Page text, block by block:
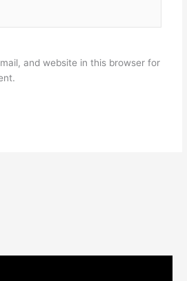
and website in this browser for